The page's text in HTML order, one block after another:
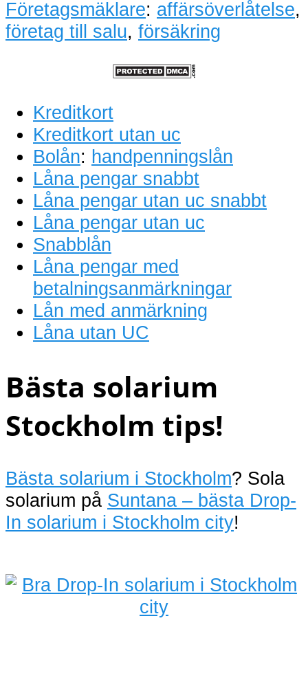
Företagsmäklare: affärsöverlåtelse,
företag till salu, försäkring
Kreditkort
Kreditkort utan uc
Bolån: handpenningslån
Låna pengar snabbt
Låna pengar utan uc snabbt
Låna pengar utan uc
Snabblån
Låna pengar med
betalningsanmärkningar
Lån med anmärkning
Låna utan UC
Bästa solarium
Stockholm tips!
Bästa solarium i Stockholm? Sola
solarium på Suntana – bästa Drop-
In solarium i Stockholm city!